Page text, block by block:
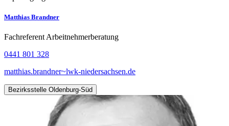
Matthias Brandner
Fachreferent Arbeitnehmerberatung
0441 801 328
matthias.brandner~lwk-niedersachsen.de
Bezirksstelle Oldenburg-Süd